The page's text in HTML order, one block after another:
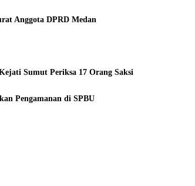
Anggota DPRD Medan
Sumut Periksa 17 Orang Saksi
Pengamanan di SPBU